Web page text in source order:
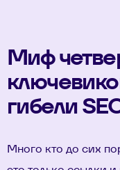
Миф
гибели
Много кто до сих